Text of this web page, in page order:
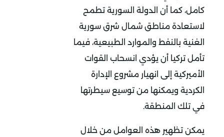
كامل، كما أن الدولة السورية تطمح
لاستعادة مناطق شمال شرق سورية
الغنية بالنفط والموارد الطبيعية، فيما
تأمل تركيا أن يؤدي انسحاب القوات
الأميركية إلى انهيار مشروع الإدارة
الكردية ويمكنها من توسيع سيطرتها
في تلك المنطقة.
يمكن تظهير هذه العوامل من خلال